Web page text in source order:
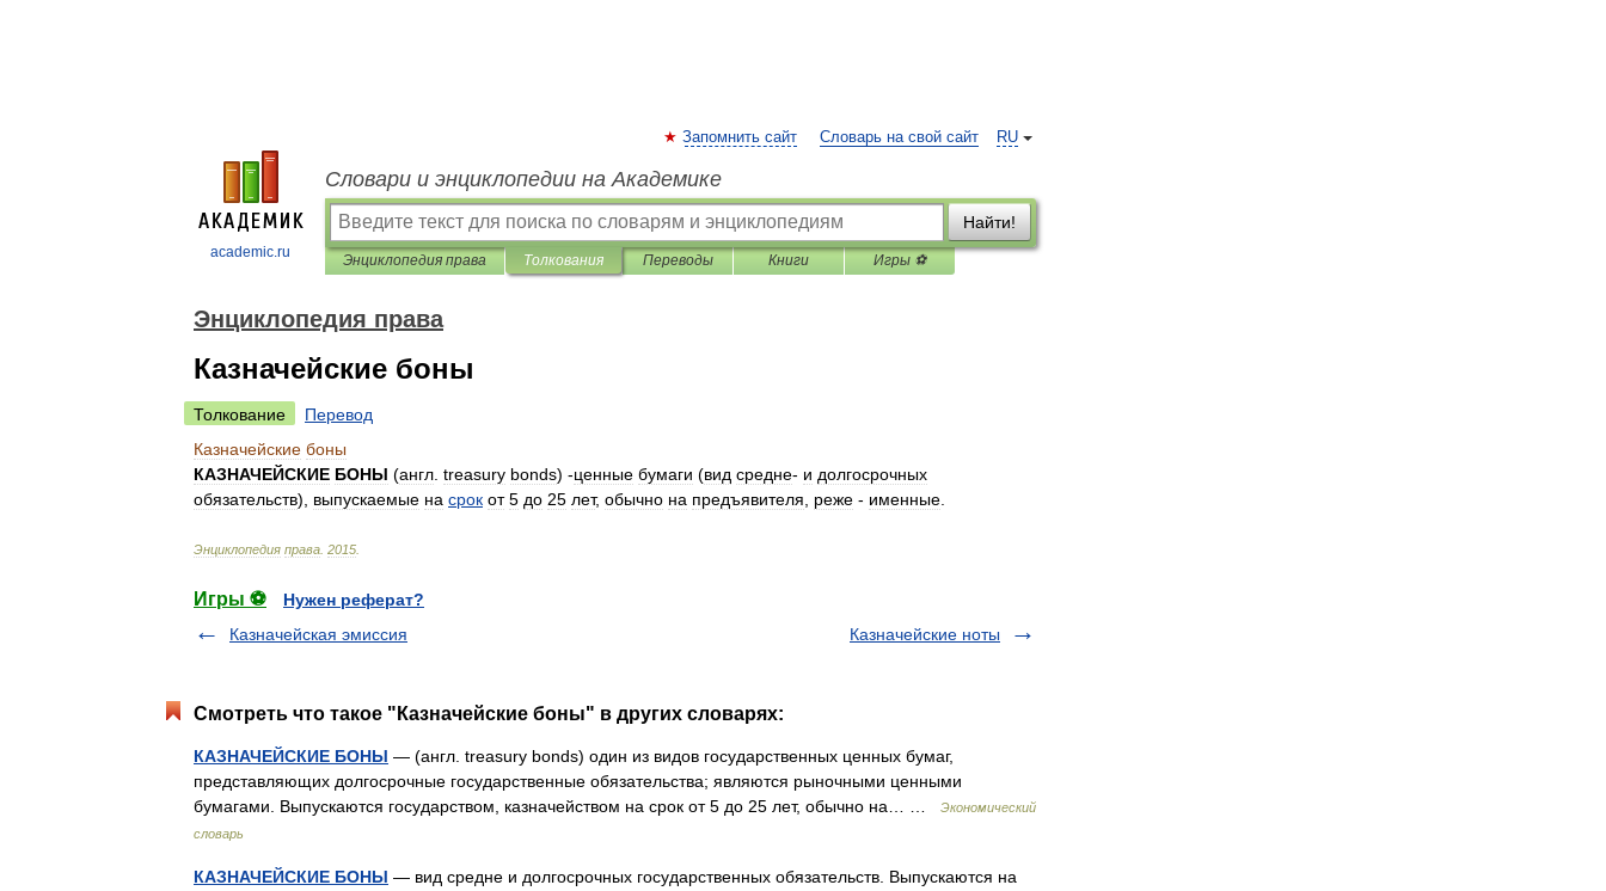
academic.ru
RU
Запомнить сайт Словарь на свой сайт
Словари и энциклопедии на Академике
Найти!
Энциклопедия права Толкования Переводы Книги Игры ⚽
Энциклопедия права
Казначейские боны
Толкование
Перевод
Казначейские боны
КАЗНАЧЕЙСКИЕ БОНЫ (англ treasury bonds) -ценные бумаги (вид средне- и долгосрочных
обязательств), выпускаемые на срок от 5 до 25 лет, обычно на предъявителя реже - именные
Энциклопедия права 2015
Игры ⚽
Нужен реферат?
Казначейская эмиссия
Казначейские ноты
Смотреть что такое "Казначейские боны" в других словарях:
КАЗНАЧЕЙСКИЕ БОНЫ — (англ. treasury bonds) один из видов государственных ценных бумаг,
представляющих долгосрочные государственные обязательства; являются рыночными ценными
бумагами. Выпускаются государством, казначейством на срок от 5 до 25 лет, обычно на… …
Экономический
словарь
КАЗНАЧЕЙСКИЕ БОНЫ — вид средне и долгосрочных государственных обязательств. Выпускаются на